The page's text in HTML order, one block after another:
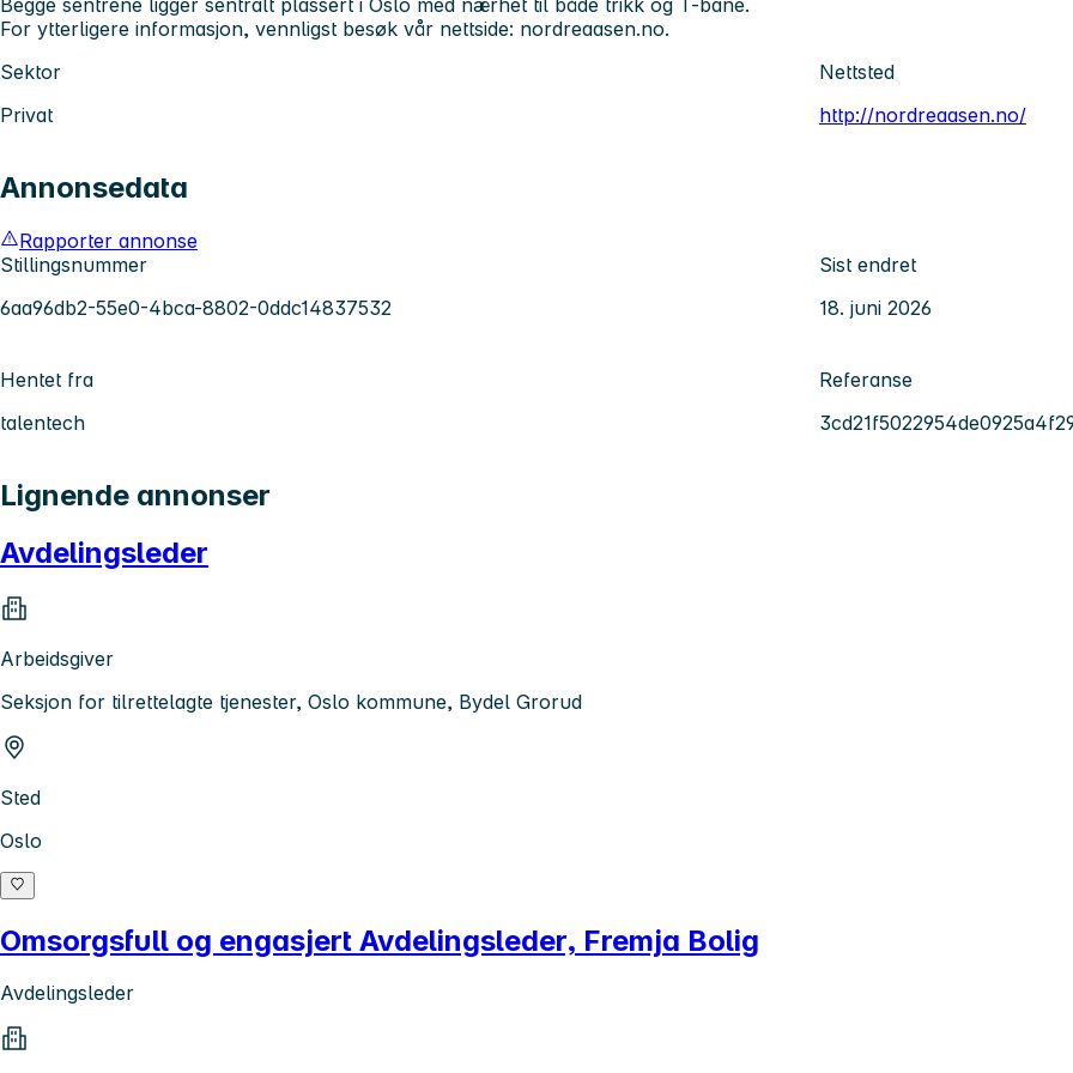
For ytterligere informasjon, vennligst besøk vår nettside: nordreaasen.no.
Sektor
Privat
Nettsted
http://nordreaasen.no/
Annonsedata
Rapporter annonse
Stillingsnummer
6aa96db2-55e0-4bca-8802-0ddc14837532
Sist endret
18. juni 2026
Hentet fra
talentech
Referanse
Lignende annonser
Avdelingsleder
Arbeidsgiver
Seksjon for tilrettelagte tjenester, Oslo kommune, Bydel Grorud
Sted
Oslo
Omsorgsfull og engasjert Avdelingsleder, Fremja Bolig
Avdelingsleder